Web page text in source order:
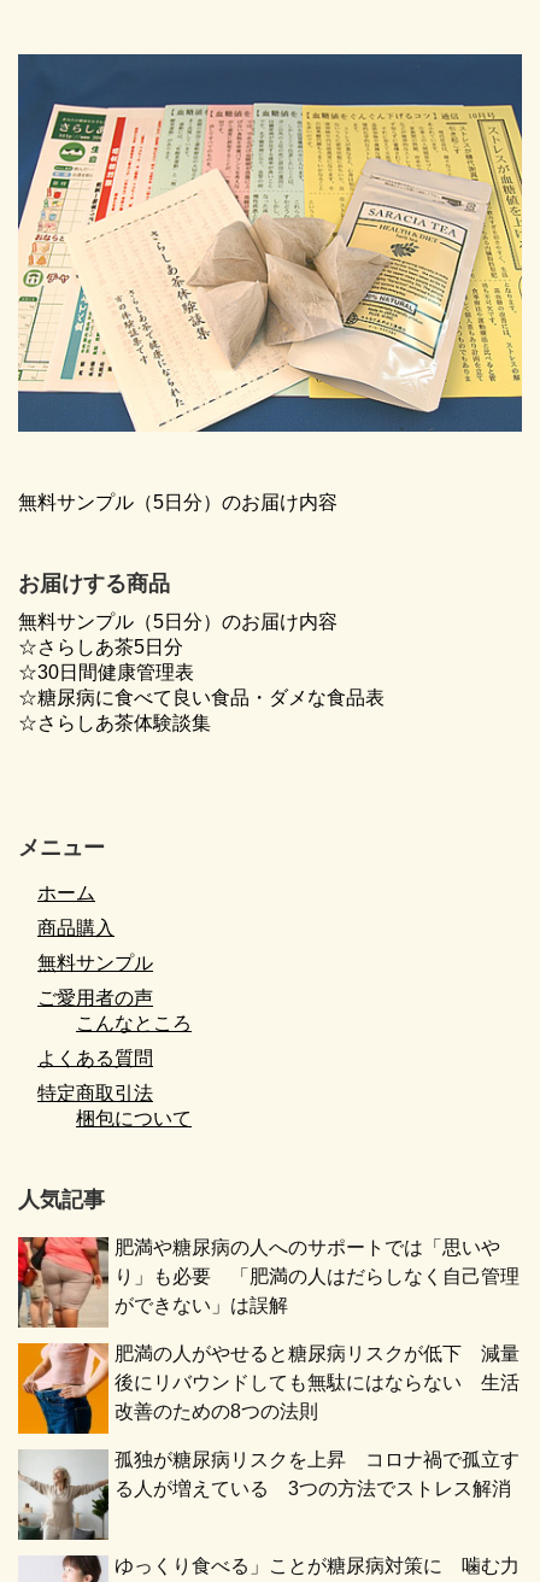
無料サンプル（5日分）のお届け内容
お届けする商品
無料サンプル（5日分）のお届け内容
☆さらしあ茶5日分
☆30日間健康管理表
☆糖尿病に食べて良い食品・ダメな食品表
☆さらしあ茶体験談集
メニュー
ホーム
商品購入
無料サンプル
ご愛用者の声
こんなところ
よくある質問
特定商取引法
梱包について
人気記事
肥満や糖尿病の人へのサポートでは「思いや
り」も必要 「肥満の人はだらしなく自己管理
ができない」は誤解
肥満の人がやせると糖尿病リスクが低下 減量
後にリバウンドしても無駄にはならない 生活
改善のための8つの法則
孤独が糖尿病リスクを上昇 コロナ禍で孤立す
る人が増えている 3つの方法でストレス解消
ゆっくり食べる」ことが糖尿病対策に 噛む力